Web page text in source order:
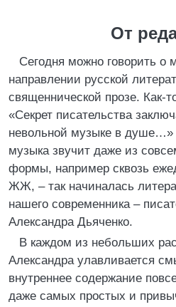
От
Сегодня можно говорить
направлении русской
священнической прозе. Как-
«Секрет писательства
невольной музыке в душе…»
музыка звучит даже из
формы, например сквозь
ЖЖ, – так начиналась
нашего современника –
Александра Дьяченко.
В каждом из небольших
Александра улавливается
внутреннее содержание
даже самых простых и